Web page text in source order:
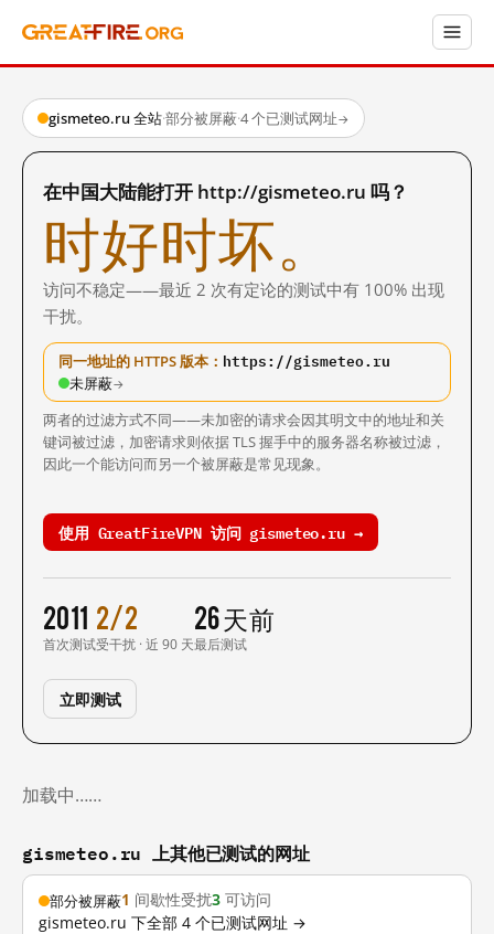
gismeteo.ru 全站·部分被屏蔽·4 个已测试网址→
在中国大陆能打开 http://gismeteo.ru 吗？
时好时坏。
访问不稳定——最近 2 次有定论的测试中有 100% 出现
干扰。
同一地址的 HTTPS 版本： https://gismeteo.ru
未屏蔽→
两者的过滤方式不同——未加密的请求会因其明文中的地址和关
键词被过滤，加密请求则依据 TLS 握手中的服务器名称被过滤，
因此一个能访问而另一个被屏蔽是常见现象。
使用 GreatFireVPN 访问 gismeteo.ru →
2011
首次测试
2/2
受干扰 · 近 90 天
26 天前
最后测试
立即测试
加载中……
gismeteo.ru 上其他已测试的网址
部分被屏蔽1 间歇性受扰3 可访问
gismeteo.ru 下全部 4 个已测试网址 →